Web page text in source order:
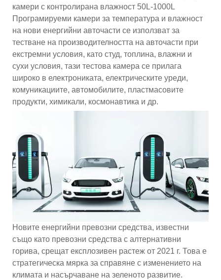
камери с контролирана влажност 50L-1000L
Програмируеми камери за температура и влажност
на нови енергийни авточасти се използват за
тестване на производителността на авточасти при
екстремни условия, като студ, топлина, влажни и
сухи условия, тази тестова камера се прилага
широко в електрониката, електрическите уреди,
комуникациите, автомобилите, пластмасовите
продукти, химикали, космонавтика и др.
Новите енергийни превозни средства, известни
също като превозни средства с алтернативни
горива, срещат експлозивен растеж от 2021 г. Това е
стратегическа мярка за справяне с изменението на
климата и насърчаване на зеленото развитие.